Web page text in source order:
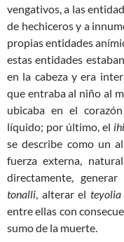
vengativos, a las
de hechiceros y a
propias entidades
estas entidades
en la cabeza y era
que entraba al niño al
ubicaba en el
líquido; por último, el
se describe como un
fuerza externa,
directamente,
tonalli , alterar el teyolia
entre ellas con
sumo de la muerte.